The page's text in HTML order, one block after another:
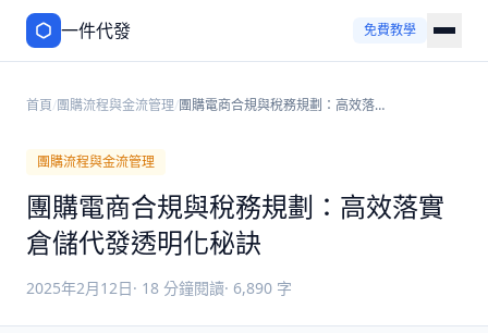
一件代發 免費教學
首頁/團購流程與金流管理/團購電商合規與稅務規劃：高效落實
團購流程與金流管理
團購電商合規與稅務規劃：高效落實
倉儲代發透明化秘訣
2025年2月12日· 18 分鐘閱讀· 6,890 字